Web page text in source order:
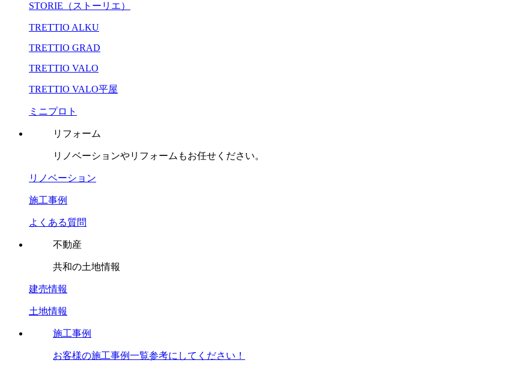
STORIE（ストーリエ）
TRETTIO ALKU
TRETTIO GRAD
TRETTIO VALO
TRETTIO VALO平屋
ミニプロト
リフォーム
リノベーションやリフォームもお任せください。
リノベーション
施工事例
よくある質問
不動産
共和の土地情報
建売情報
土地情報
施工事例
お客様の施工事例一覧参考にしてください！